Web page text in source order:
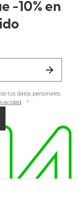
-10% en
tus datos personales
.